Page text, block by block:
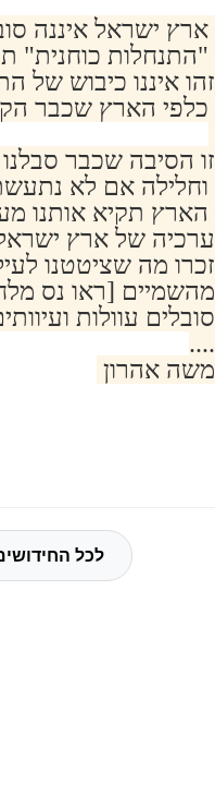
ארץ ישראל איננה
"התנחלות כוחנית"
זהו איננו כיבוש של
כלפי הארץ שכבר
זו הסיבה שכבר
וחלילה אם לא
הארץ תקיא אותנו
ערכיה של ארץ
זכרו מה שציטטנו
מהשמיים [ראו נס
סובלים עוולות
....
משה אהרון
לכל